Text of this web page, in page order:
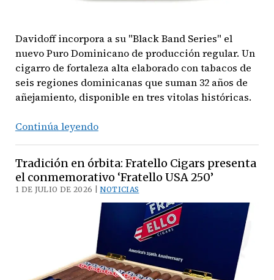
Davidoff incorpora a su "Black Band Series" el
nuevo Puro Dominicano de producción regular. Un
cigarro de fortaleza alta elaborado con tabacos de
seis regiones dominicanas que suman 32 años de
añejamiento, disponible en tres vitolas históricas.
Continúa leyendoUn
triunfal
a
las
Davidoff
presenta
el
‘Puro
Dominicano’
Tradición en órbita: Fratello Cigars presenta
el conmemorativo ‘Fratello USA 250’
1 DE JULIO DE 2026 |NOTICIAS